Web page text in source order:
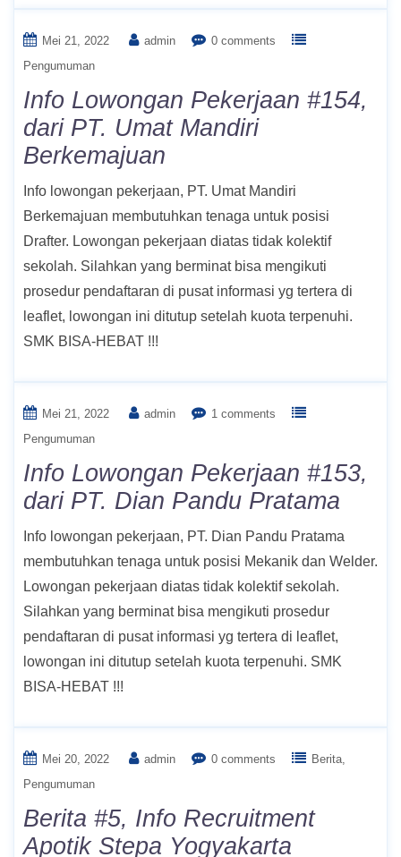
Mei 21, 2022 admin
0 comments
Pengumuman
Info Lowongan Pekerjaan #154,
dari PT. Umat Mandiri
Berkemajuan
Info lowongan pekerjaan, PT. Umat Mandiri
Berkemajuan membutuhkan tenaga untuk posisi
Drafter. Lowongan pekerjaan diatas tidak kolektif
sekolah. Silahkan yang berminat bisa mengikuti
prosedur pendaftaran di pusat informasi yg tertera di
leaflet, lowongan ini ditutup setelah kuota terpenuhi.
SMK BISA-HEBAT !!!
Mei 21, 2022 admin
1 comments
Pengumuman
Info Lowongan Pekerjaan #153,
dari PT. Dian Pandu Pratama
Info lowongan pekerjaan, PT. Dian Pandu Pratama
membutuhkan tenaga untuk posisi Mekanik dan Welder.
Lowongan pekerjaan diatas tidak kolektif sekolah.
Silahkan yang berminat bisa mengikuti prosedur
pendaftaran di pusat informasi yg tertera di leaflet,
lowongan ini ditutup setelah kuota terpenuhi. SMK
BISA-HEBAT !!!
Mei 20, 2022 admin 0 comments
Berita
Pengumuman
Berita #5, Info Recruitment
Apotik Stepa Yogyakarta